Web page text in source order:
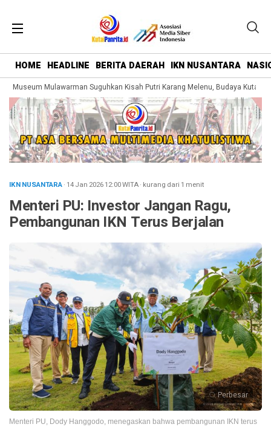
HOME HEADLINE BERITA DAERAH IKN NUSANTARA
Museum Mulawarman Suguhkan Kisah Putri Karang Melenu, Budaya Kutai
IKN NUSANTARA· 14 Jan 202612:00WITA· kurang dari 1 menit
Menteri PU: Investor Jangan Ragu,
Pembangunan IKN Terus Berjalan
Perbesar
Menteri PU, Dody Hanggodo, menegaskan bahwa pembangunan IKN terus